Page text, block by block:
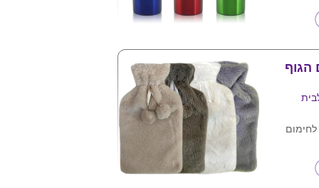
.כחול.
הגוף